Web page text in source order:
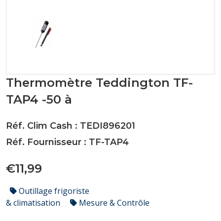
Thermomètre Teddington TF-
TAP4 -50 à
Réf. Clim Cash : TEDI896201
Réf. Fournisseur : TF-TAP4
€11,99
Outillage frigoriste
& climatisation
Mesure & Contrôle